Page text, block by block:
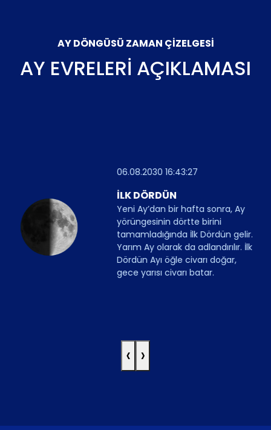
AY DÖNGÜSÜ ZAMAN ÇIZELGESI
AY EVRELERI AÇIKLAMASI
06.08.2030 16:43:27
İLK DÖRDÜN
Yeni Ay’dan bir hafta sonra, Ay
yörüngesinin dörtte birini
tamamladığında İlk Dördün gelir.
Yarım Ay olarak da adlandırılır. İlk
Dördün Ayı öğle civarı doğar,
gece yarısı civarı batar.
‹ ›